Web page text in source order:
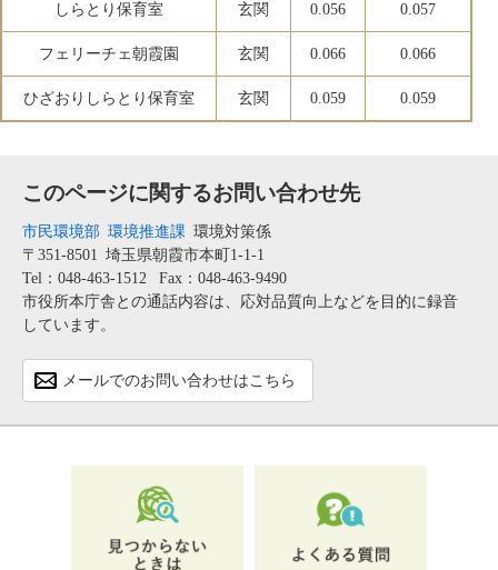
しらとり保育室 玄関 0.056 0.057
フェリーチェ朝霞園 玄関 0.066 0.066
ひざおりしらとり保育室 玄関 0.059 0.059
このページに関するお問い合わせ先
市民環境部 環境推進課 環境対策係
〒351-8501 埼玉県朝霞市本町1-1-1
Tel：048-463-1512
Fax：048-463-9490
市役所本庁舎との通話内容は、応対品質向上などを目的に録音
しています。
メールでのお問い合わせはこちら